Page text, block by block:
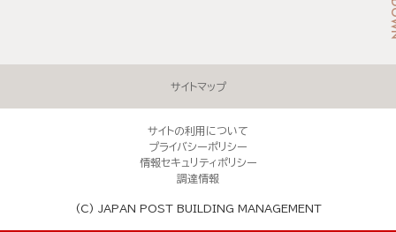
サイトマップ
サイトの利用について
プライバシーポリシー
情報セキュリティポリシー
調達情報
(C) JAPAN POST BUILDING MANAGEMENT